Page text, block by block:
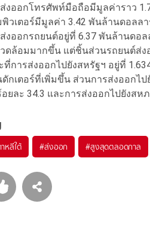
งออกโทรศัพท์มือถือมีมูลค่าราว
วเตอร์มีมูลค่า 3.42 พันล้านดอลลา
งออกรถยนต์อยู่ที่ 6.37 พันล้านดอ
ดล้อมมากขึ้น แต่ชิ้นส่วนรถยนต์ส่ง
การส่งออกไปยังสหรัฐฯ อยู่ที่
กเตอร์ที่เพิ่มขึ้น ส่วนการส่งออกไ
ยละ 34.3 และการส่งออกไปยังสห
าหลีใต้ #ส่งออก #สูงสุดตลอดกาล